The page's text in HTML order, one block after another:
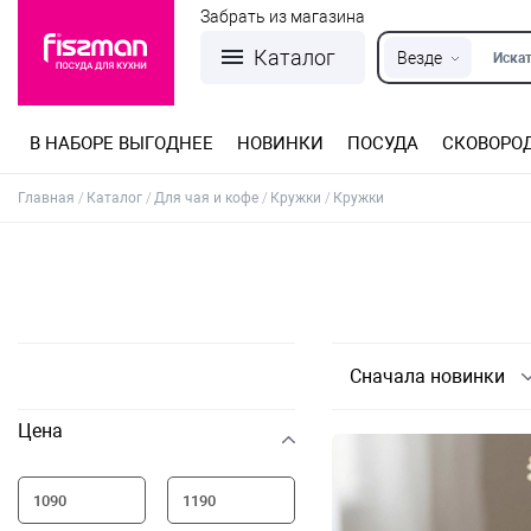
Каталог Везде
Забрать из магазина
В НАБОРЕ ВЫГОДНЕЕ НОВИНКИ ПОСУДА
Главная Каталог Для чая и кофе Кружки Кружки
Цена
Сначала новинки